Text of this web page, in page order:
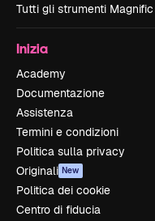
Tutti gli strumenti Magnific
Inizia
Academy
Documentazione
Assistenza
Termini e condizioni
Politica sulla privacy
Originali New
Politica dei cookie
Centro di fiducia